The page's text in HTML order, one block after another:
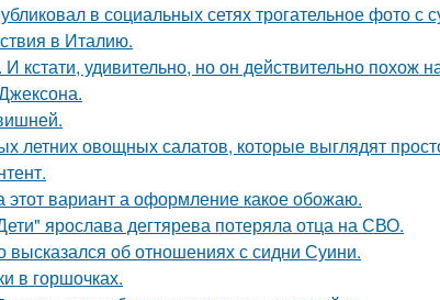
в социальных сетях трогательное фото с
в Италию.
кстати, удивительно, но он действительно похож
летних овощных салатов, которые выглядят
вариант а оформление какoе обожаю.
ярослава дегтярева потеряла отца на СВО.
высказался об отношениях с сидни Суини.
в горшочках.